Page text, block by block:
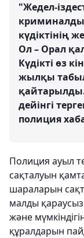
"Жедел-
күдіктінің
Ол – Орал
Күдікті өз
жылқы
дейінгі
полиция
Полиция ауыл
сақталуын
шараларын
малды
және
құралдарын